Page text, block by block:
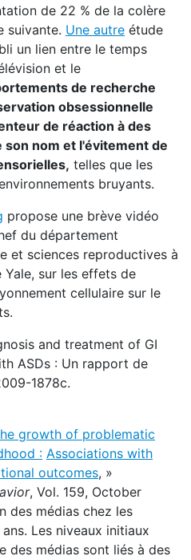
de 22 % de la colère
suivante. Une autre étude
un lien entre le temps
et le
de recherche
obsessionnelle
de réaction à des
nom et l'évitement de
telles que les
bruyants.
propose une brève vidéo
du département
et sciences reproductives à
sur les effets de
cellulaire sur le
and treatment of GI
ASDs : Un rapport de
1878c.
growth of problematic
: Associations with
outcomes, »
, Vol. 159, October
des médias chez les
Les niveaux initiaux
des médias sont liés à des